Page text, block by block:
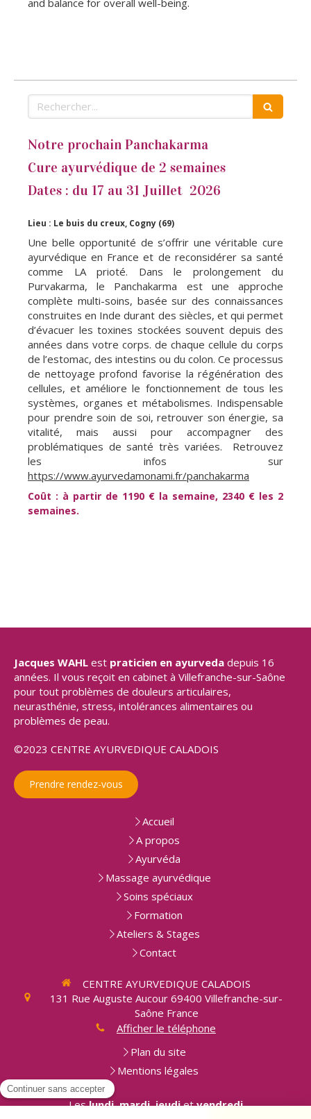
Rechercher
Notre prochain Panchakarma
Cure ayurvédique de 2 semaines
Dates : du 17 au 31 Juillet 2026
Lieu : Le buis du creux, Cogny (69)
Une belle opportunité de s’offrir une véritable cure
ayurvédique en France et de reconsidérer sa santé
comme LA prioté. Dans le prolongement du
Purvakarma, le Panchakarma est une approche
complète multi-soins, basée sur des connaissances
construites en Inde durant des siècles, et qui permet
d’évacuer les toxines stockées souvent depuis des
années dans votre corps. de chaque cellule du corps
de l’estomac, des intestins ou du colon. Ce processus
de nettoyage profond favorise la régénération des
cellules, et améliore le fonctionnement de tous les
systèmes, organes et métabolismes. Indispensable
pour prendre soin de soi, retrouver son énergie, sa
vitalité, mais aussi pour accompagner des
problématiques de santé très variées. Retrouvez
les infos sur
https://www.ayurvedamonami.fr/panchakarma
Coût : à partir de 1190 € la semaine, 2340 € les 2
semaines.
Jacques WAHL est praticien en ayurveda depuis 16
années. Il vous reçoit en cabinet à Villefranche-sur-Saône
pour tout problèmes de douleurs articulaires,
neurasthénie, stress, intolérances alimentaires ou
problèmes de peau.
©2023 CENTRE AYURVEDIQUE CALADOIS
Prendre rendez-vous
Accueil
A propos
Ayurvéda
Massage ayurvédique
Soins spéciaux
Formation
Ateliers & Stages
Contact
CENTRE AYURVEDIQUE CALADOIS
131 Rue Auguste Aucour 69400 Villefranche-sur-
Saône France
Afficher le téléphone
Plan du site
Mentions légales
Leslundi,mardi,jeudietvendredi